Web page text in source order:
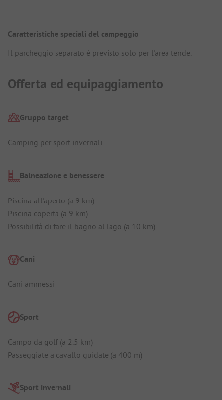
Caratteristiche speciali del campeggio
Il parcheggio separato è previsto solo per l'area tende.
Offerta ed equipaggiamento
Gruppo target
Camping per sport invernali
Balneazione e benessere
Piscina all'aperto (a 9 km)
Piscina coperta (a 9 km)
Possibilità di fare il bagno al lago (a 10 km)
Cani
Cani ammessi
Sport
Campo da golf (a 2.5 km)
Passeggiate a cavallo guidate (a 400 m)
Sport invernali